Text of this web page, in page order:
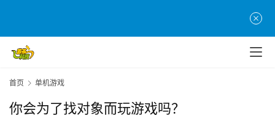
首页 单机游戏
你会为了找对象而玩游戏吗？